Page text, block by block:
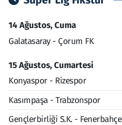
14 Ağustos, Cuma
Galatasaray - Çorum FK
15 Ağustos, Cumartesi
Konyaspor - Rizespor
Kasımpaşa - Trabzonspor
Gençlerbirliği S.K. - Fenerbahçe